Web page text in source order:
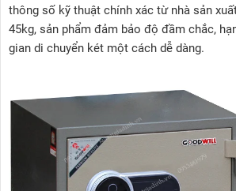
thông số kỹ thuật chính xác từ nhà sản
45kg, sản phẩm đảm bảo độ đầm chắc,
gian di chuyển két một cách dễ dàng.